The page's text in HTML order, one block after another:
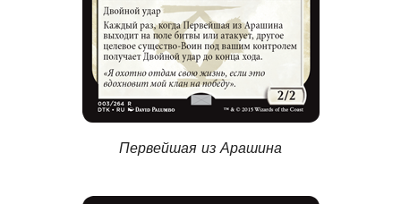
Первейшая из Арашина